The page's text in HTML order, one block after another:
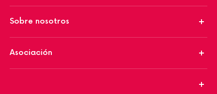
Sobre nosotros
Asociación